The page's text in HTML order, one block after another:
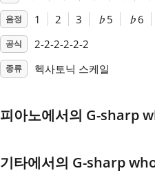
음정 1 2 3 ♭ 5 ♭6
공식 2-2-2-2-2-2
종류 헥사토닉 스케일
피아노에서의 G-sharp
기타에서의 G-sharp